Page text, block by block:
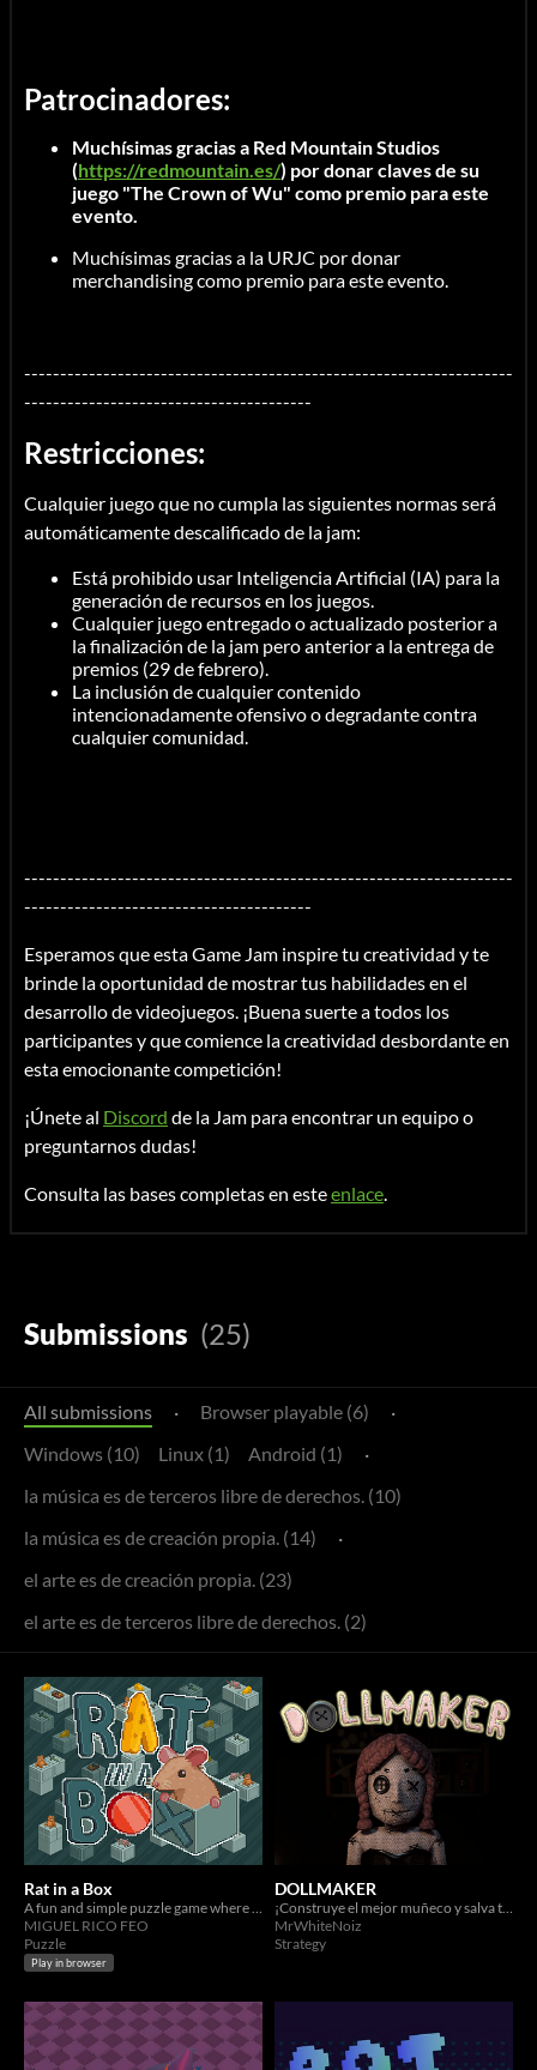
Patrocinadores:
Muchísimas gracias a Red Mountain Studios
(https://redmountain.es/) por donar claves de su
juego "The Crown of Wu" como premio para este
evento.
Muchísimas gracias a la URJC por donar
merchandising como premio para este evento.
--------------------------------------------------------------------
----------------------------------------
Restricciones:
Cualquier juego que no cumpla las siguientes normas será
automáticamente descalificado de la jam:
Está prohibido usar Inteligencia Artificial (IA) para la
generación de recursos en los juegos.
Cualquier juego entregado o actualizado posterior a
la finalización de la jam pero anterior a la entrega de
premios (29 de febrero).
La inclusión de cualquier contenido
intencionadamente ofensivo o degradante contra
cualquier comunidad.
--------------------------------------------------------------------
----------------------------------------
Esperamos que esta Game Jam inspire tu creatividad y te
brinde la oportunidad de mostrar tus habilidades en el
desarrollo de videojuegos. ¡Buena suerte a todos los
participantes y que comience la creatividad desbordante en
esta emocionante competición!
¡Únete al Discord de la Jam para encontrar un equipo o
preguntarnos dudas!
Consulta las bases completas en esteenlace
Submissions (25)
All submissions · Browser playable (6)
·
Windows (10)
Linux (1) Android (1)
·
la música es de terceros libre de derechos. (10)
la música es de creación propia. (14)
·
el arte es de creación propia. (23)
el arte es de terceros libre de derechos. (2)
Rat in a Box
MIGUEL RICO FEO
Puzzle
Play in browser
DOLLMAKER
MrWhiteNoiz
Strategy